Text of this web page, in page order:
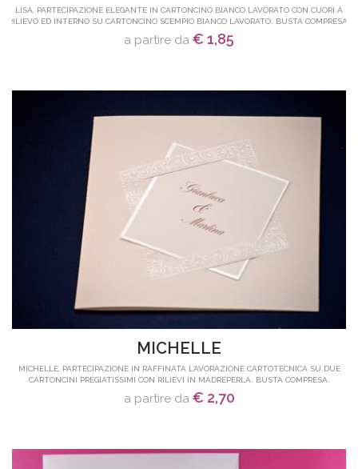
LISA, PARTECIPAZIONE ELEGANTE IN CARTONCINO BIANCO LAVORATO CON CUORI A
RILIEVO ED INTERNO SU CARTONCINO SCEMPIO BIANCO LAVORATO. BUSTA COMPRESA.
a partire da € 1,85
MICHELLE
MICHELLE, PARTECIPAZIONE IN RAFFINATA LAVORAZIONE CARTOTECNICA SU DUE
CARTONCINI PREGIATISSIMI CON RILIEVI IN MADREPERLA. BUSTA COMPRESA.
a partire da € 2,70